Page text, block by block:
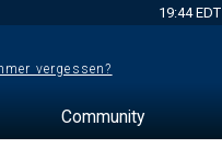
19:44 EDT
vergessen?
Community